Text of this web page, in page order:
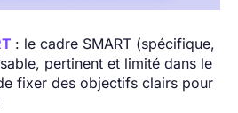
: le cadre SMART (spécifique,
pertinent et limité dans le
fixer des objectifs clairs pour